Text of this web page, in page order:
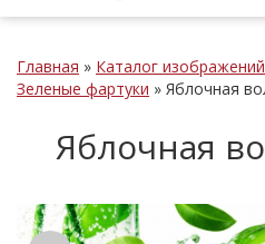
Главная » Каталог
Зеленые фартуки » Яблочная
Яблочная